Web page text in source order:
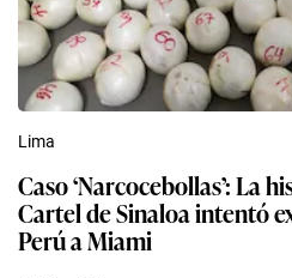
Lima
Caso ‘Narcocebollas’: La
Cartel de Sinaloa intentó
Perú a Miami